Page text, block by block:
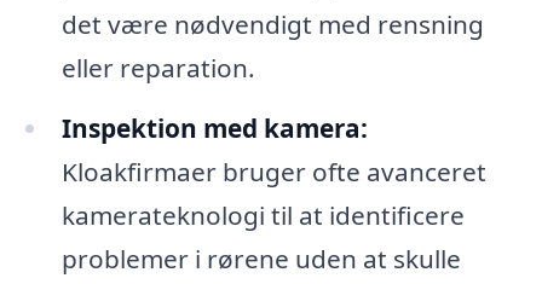
det være nødvendigt med rensning
eller reparation.
Inspektion med kamera:
Kloakfirmaer bruger ofte avanceret
kamerateknologi til at identificere
problemer i rørene uden at skulle